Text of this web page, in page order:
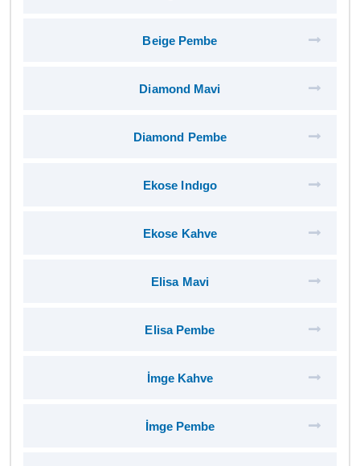
Beige Pembe
Diamond Mavi
Diamond Pembe
Ekose Indıgo
Ekose Kahve
Elisa Mavi
Elisa Pembe
İmge Kahve
İmge Pembe